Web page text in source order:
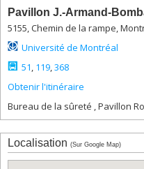
3032-
3034,
boul.
Édouard-
Montpetit
3060,
boul.
3200,
rue
Pavillon J.-Armand-
5155, Chemin de la rampe,
Université de Montréal
51, 119,368
Obtenir l'itinéraire
Bureau de la sûreté , Pavillon
Localisation (Sur Google Map)